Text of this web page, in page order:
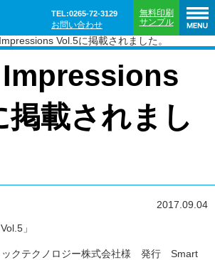
TEL:0265-72-3129
無料印刷
サンプル
お問い合わせ
Vol.5に掲載されました。
掲載されまし
2017.09.04
」
ックテクノロジー株式会社様 発行 Smart